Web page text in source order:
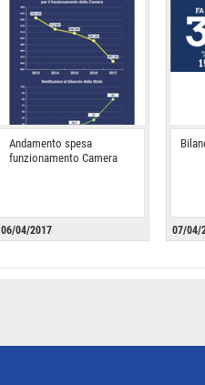
Andamento spesa
funzionamento Camera
06/04/2017 07/04/